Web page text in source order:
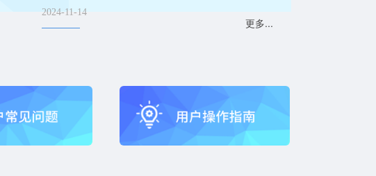
2024-11-14
更多...